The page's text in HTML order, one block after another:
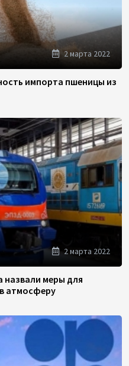
2 марта 2022
импорта пшеницы из
2 марта 2022
назвали меры для
атмосферу